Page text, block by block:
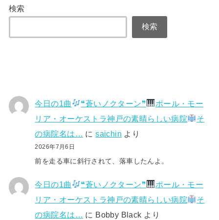
検索
検索
今日の1曲 ❝蒼いノクターン❞
ポール・モー
リア・オーケストラ神戸の素晴らしい病院
そ
の病院名は…
にsaichin より
2026年7月6日
前を走る車に斜行されて、落車したんよ。
今日の1曲 ❝蒼いノクターン❞
ポール・モー
リア・オーケストラ神戸の素晴らしい病院
そ
の病院名は… に Bobby Black より